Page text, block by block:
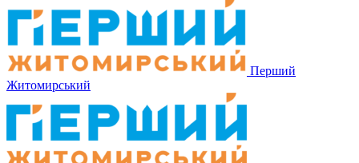
Перший
Житомирський